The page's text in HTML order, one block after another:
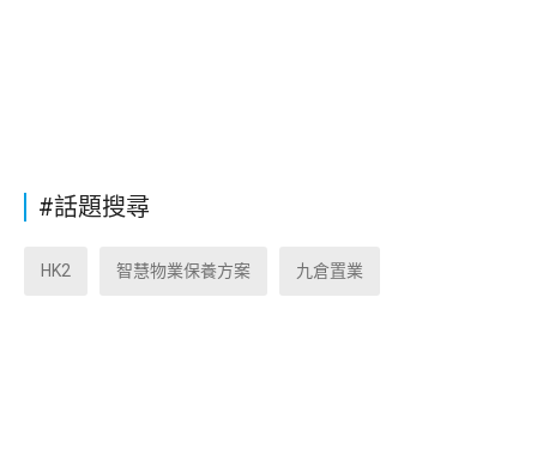
#話題搜尋
HK2 智慧物業保養方案 九倉置業